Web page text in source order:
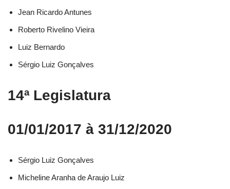
Jean Ricardo Antunes​
Roberto Rivelino Vieira​
Luiz Bernardo​
Sérgio Luiz Gonçalves​
14ª Legislatura
01/01/2017 à 31/12/2020
Sérgio Luiz Gonçalves​
Micheline Aranha de Araujo Luiz​